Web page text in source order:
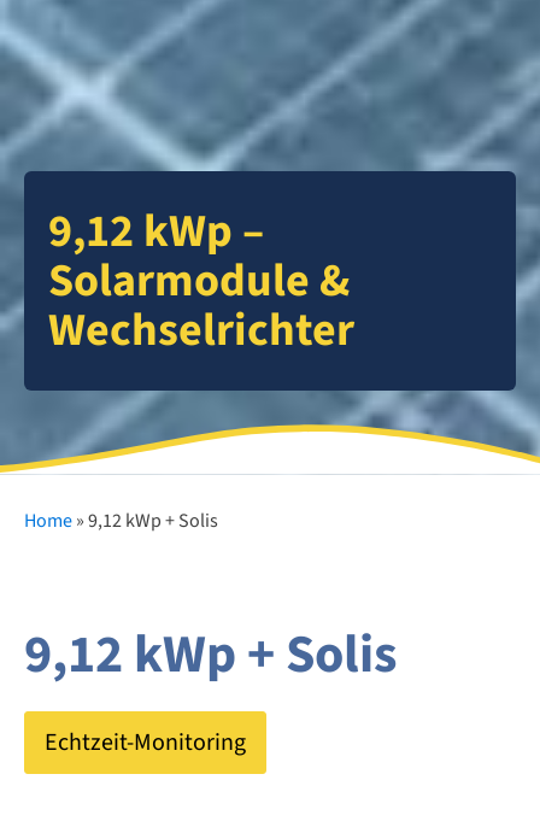
9,12 kWp –
Solarmodule &
Wechselrichter
Home»9,12 kWp + Solis
9,12 kWp + Solis
Echtzeit-Monitoring